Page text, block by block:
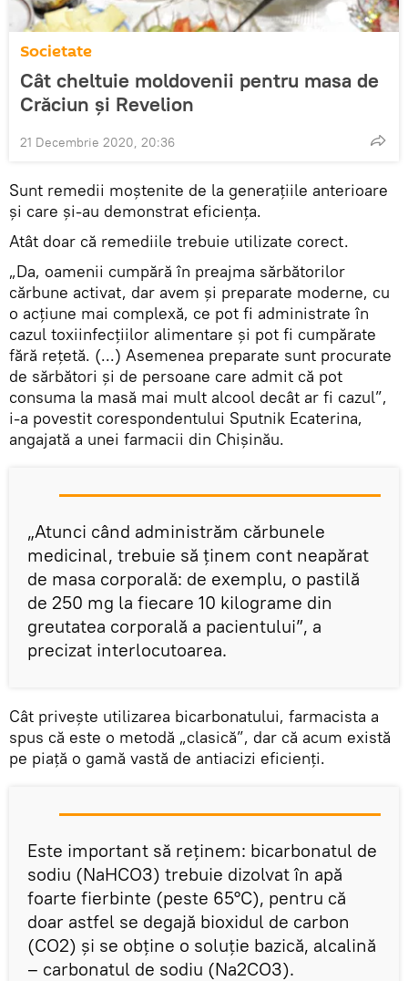
Societate
Cât cheltuie moldovenii pentru masa de
Crăciun și Revelion
21 Decembrie 2020, 20:36
Sunt remedii moștenite de la generațiile anterioare
și care și-au demonstrat eficiența.
Atât doar că remediile trebuie utilizate corect.
„Da, oamenii cumpără în preajma sărbătorilor
cărbune activat, dar avem și preparate moderne, cu
o acțiune mai complexă, ce pot fi administrate în
cazul toxiinfecțiilor alimentare și pot fi cumpărate
fără rețetă. (...) Asemenea preparate sunt procurate
de sărbători și de persoane care admit că pot
consuma la masă mai mult alcool decât ar fi cazul”,
i-a povestit corespondentului Sputnik Ecaterina,
angajată a unei farmacii din Chișinău.
„Atunci când administrăm cărbunele
medicinal, trebuie să ținem cont neapărat
de masa corporală: de exemplu, o pastilă
de 250 mg la fiecare 10 kilograme din
greutatea corporală a pacientului”, a
precizat interlocutoarea.
Cât privește utilizarea bicarbonatului, farmacista a
spus că este o metodă „clasică”, dar că acum există
pe piață o gamă vastă de antiacizi eficienți.
Este important să reținem: bicarbonatul de
sodiu (NaHCO3) trebuie dizolvat în apă
foarte fierbinte (peste 65°C), pentru că
doar astfel se degajă bioxidul de carbon
(CO2) și se obține o soluție bazică, alcalină
– carbonatul de sodiu (Na2CO3).